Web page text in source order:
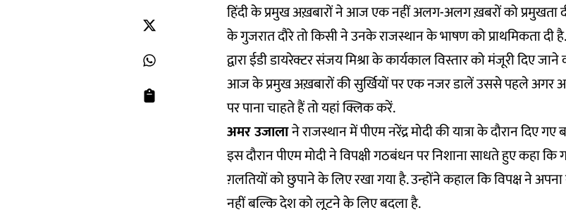
हिंदी के प्रमुख अख़बारों ने आज एक नहीं अलग-अलग ख़बरों को प्रमुखता दी
के गुजरात दौरे तो किसी ने उनके राजस्थान के भाषण को प्राथमिकता दी
द्वारा ईडी डायरेक्टर संजय मिश्रा के कार्यकाल विस्तार को मंजूरी दिए
आज के प्रमुख अख़बारों की सुर्खियों पर एक नजर डालें उससे पहले अगर
पर पाना चाहते हैं तोयहांक्लिक करें.
अमर उजालाने राजस्थान में पीएम नरेंद्र मोदी की यात्रा के दौरान दिए
इस दौरान पीएम मोदी ने विपक्षी गठबंधन पर निशाना साधते हुए कहा
ग़लतियों को छुपाने के लिए रखा गया है. उन्होंने कहाल कि विपक्ष ने
नहीं बल्कि देश को लूटने के लिए बदला है.